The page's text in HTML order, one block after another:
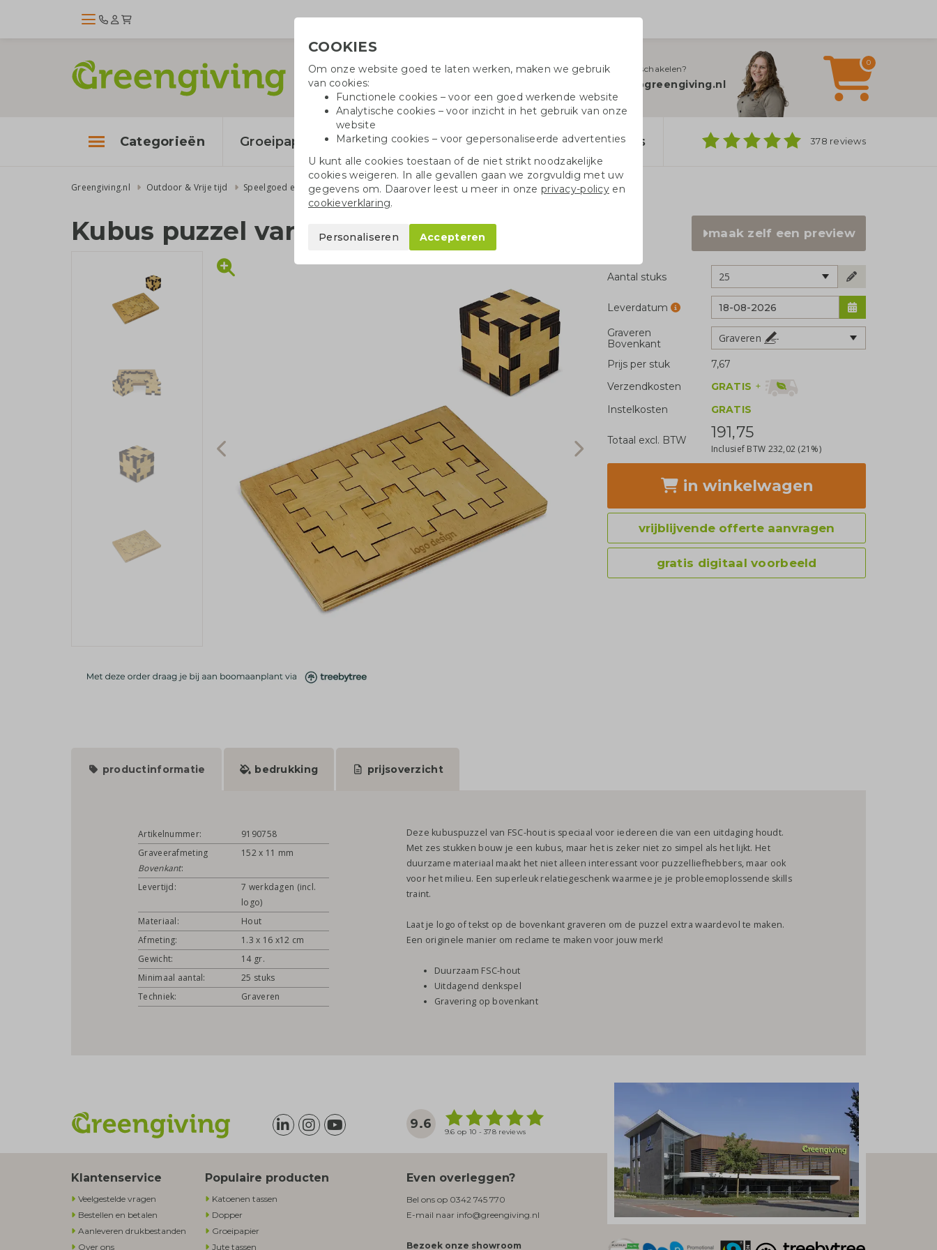
Hulplijn inschakelen?
info@greengiving.nl
0
Categorieën Groeipapier Katoenen tassen Pennen Doppers 378 reviews
Greengiving.nl Outdoor & Vrije tijd Speelgoed en spellen Speelgoed Kubus puzzel van hout
Kubus puzzel van hout maak zelf een preview
Aantal stuks 25
Leverdatum
Graveren
Bovenkant
Graveren
Prijs per stuk
7,67
Verzendkosten
GRATIS +
Instelkosten
GRATIS
Totaal excl. BTW 191,75
Inclusief BTW 232,02 (21%)
in winkelwagen
vrijblijvende offerte aanvragen
gratis digitaal voorbeeld
productinformatie bedrukking prijsoverzicht
Artikelnummer:
9190758
Graveerafmeting
Bovenkant:
152 x 11 mm
Levertijd:
7 werkdagen (incl.
logo)
Materiaal:
Hout
Afmeting:
1.3 x 16 x12 cm
Gewicht:
14 gr.
Minimaal aantal:
25 stuks
Techniek:
Graveren
Deze kubuspuzzel van FSC-hout is speciaal voor iedereen die van een uitdaging houdt.
Met zes stukken bouw je een kubus, maar het is zeker niet zo simpel als het lijkt. Het
duurzame materiaal maakt het niet alleen interessant voor puzzelliefhebbers, maar ook
voor het milieu. Een superleuk relatiegeschenk waarmee je je probleemoplossende skills
traint.
Laat je logo of tekst op de bovenkant graveren om de puzzel extra waardevol te maken.
Een originele manier om reclame te maken voor jouw merk!
Duurzaam FSC-hout
Uitdagend denkspel
Gravering op bovenkant
9.6
9.6 op 10 - 378 reviews
Klantenservice
Veelgestelde vragen
Bestellen en betalen
Aanleveren drukbestanden
Over ons
Populaire producten
Katoenen tassen
Dopper
Groeipapier
Jute tassen
Even overleggen?
Bel ons op 0342 745 770
E-mail naar info@greengiving.nl
Bezoek onze showroom
COOKIES
Om onze website goed te laten werken, maken we gebruik
van cookies:
Functionele cookies – voor een goed werkende website
Analytische cookies – voor inzicht in het gebruik van onze
website
Marketing cookies – voor gepersonaliseerde advertenties
U kunt alle cookies toestaan of de niet strikt noodzakelijke
cookies weigeren. In alle gevallen gaan we zorgvuldig met uw
gegevens om. Daarover leest u meer in onzeprivacy-policyen
cookieverklaring.
Personaliseren Accepteren